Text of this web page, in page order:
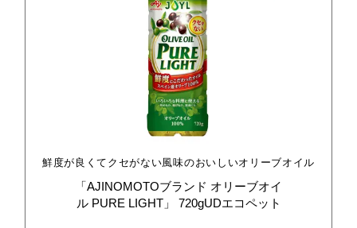
鮮度が良くてクセがない風味のおいしいオリーブオイル
「AJINOMOTOブランド オリーブオイ
ル PURE LIGHT」 720gUDエコペット